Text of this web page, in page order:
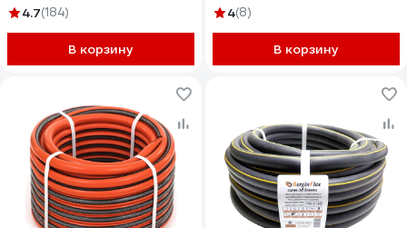
морозостойкий 7558125
4.7(184)
В корзину
PALISAD 67109
4(8)
В корзину